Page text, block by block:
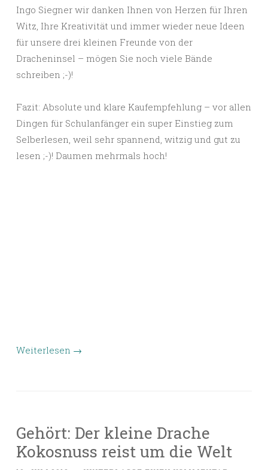
Ingo Siegner wir danken Ihnen von Herzen für Ihren
Witz, Ihre Kreativität und immer wieder neue Ideen
für unsere drei kleinen Freunde von der
Dracheninsel – mögen Sie noch viele Bände
schreiben ;-)!
Fazit: Absolute und klare Kaufempfehlung – vor allen
Dingen für Schulanfänger ein super Einstieg zum
Selberlesen, weil sehr spannend, witzig und gut zu
lesen ;-)! Daumen mehrmals hoch!
Weiterlesen →
Gehört: Der kleine Drache
Kokosnuss reist um die Welt